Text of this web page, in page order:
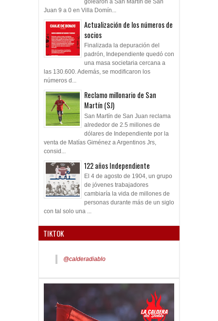
golearon a San Martín de San
Juan 9 a 0 en Villa Domín...
Actualización de los números de
socios
Finalizada la depuración del
padrón, Independiente quedó con
una masa societaria cercana a
las 130.600. Además, se modificaron los
números d...
Reclamo millonario de San
Martín (SJ)
San Martín de San Juan reclama
alrededor de 2.5 millones de
dólares de Independiente por la
venta de Matías Giménez a Argentinos Jrs,
consid...
122 años Independiente
El 4 de agosto de 1904, un grupo
de jóvenes trabajadores
cambiaría la vida de millones de
personas durante más de un siglo
con tal solo una ...
TIKTOK
@calderadiablo